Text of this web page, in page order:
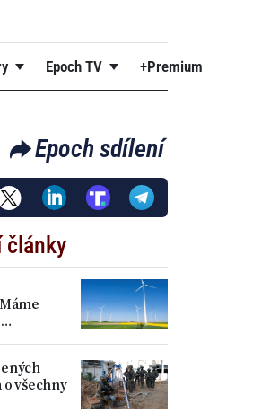
Epoch TV +Premium
Epoch sdílení
články
všechny